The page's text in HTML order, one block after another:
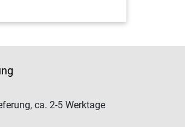
ca. 2-5 Werktage